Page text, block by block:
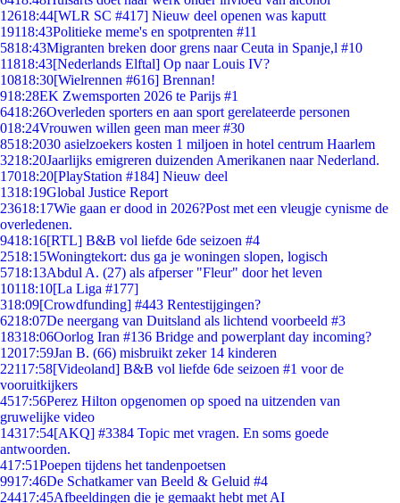
12618:44[WLR SC #417] Nieuw deel openen was kaputt
19118:43Politieke meme's en spotprenten #11
5818:43Migranten breken door grens naar Ceuta in Spanje,l #10
11818:43[Nederlands Elftal] Op naar Louis IV?
10818:30[Wielrennen #616] Brennan!
918:28EK Zwemsporten 2026 te Parijs #1
6418:26Overleden sporters en aan sport gerelateerde personen
018:24Vrouwen willen geen man meer #30
8518:2030 asielzoekers kosten 1 miljoen in hotel centrum Haarlem
3218:20Jaarlijks emigreren duizenden Amerikanen naar Nederland.
17018:20[PlayStation #184] Nieuw deel
1318:19Global Justice Report
23618:17Wie gaan er dood in 2026?Post met een vleugje cynisme de
overledenen.
9418:16[RTL] B&B vol liefde 6de seizoen #4
2518:15Woningtekort: dus ga je woningen slopen, logisch
5718:13Abdul A. (27) als afperser "Fleur" door het leven
10118:10[La Liga #177]
318:09[Crowdfunding] #443 Rentestijgingen?
6218:07De neergang van Duitsland als lichtend voorbeeld #3
18318:06Oorlog Iran #136 Bridge and powerplant day incoming?
12017:59Jan B. (66) misbruikt zeker 14 kinderen
22117:58[Videoland] B&B vol liefde 6de seizoen #1 voor de
vooruitkijkers
4517:56Perez Hilton opgenomen op spoed na uitzenden van
gruwelijke video
14317:54[AKQ] #3384 Topic met vragen. En soms goede
antwoorden.
417:51Poepen tijdens het tandenpoetsen
9917:46De Schatkamer van Beeld & Geluid #4
24417:45Afbeeldingen die je gemaakt hebt met AI